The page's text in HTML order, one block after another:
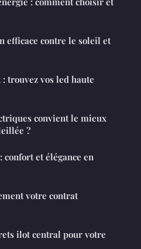
efficace contre le soleil et
trouvez vos led haute
convient le mieux
?
confort et élégance en
votre contrat
ilot central pour votre